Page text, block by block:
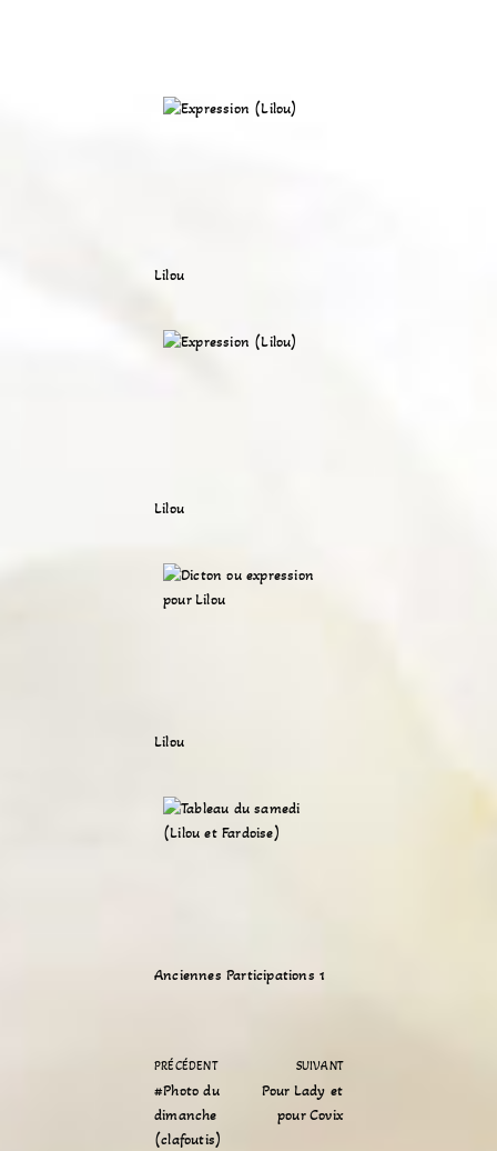
Lilou
Lilou
Lilou
Anciennes Participations 1
PRÉCÉDENT
#Photo du
dimanche
(clafoutis)
SUIVANT
Pour Lady et
pour Covix